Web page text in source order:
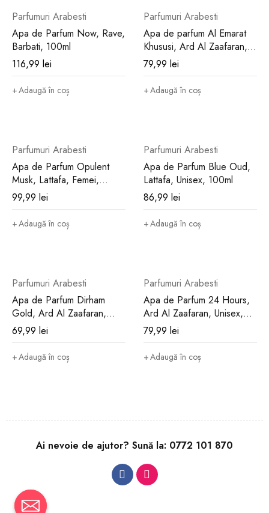
Parfumuri Arabesti
Apa de Parfum Now, Rave,
Barbati, 100ml
116,99 lei
Adaugă în coș
Parfumuri Arabesti
Apa de parfum Al Emarat
Khususi, Ard Al Zaafaran,
Femei, 100ml
79,99 lei
Adaugă în coș
Parfumuri Arabesti
Apa de Parfum Opulent
Musk, Lattafa, Femei,
100ml
99,99 lei
Adaugă în coș
Parfumuri Arabesti
Apa de Parfum Blue Oud,
Lattafa, Unisex, 100ml
86,99 lei
Adaugă în coș
Parfumuri Arabesti
Apa de Parfum Dirham
Gold, Ard Al Zaafaran,
Barbati, 100ml
69,99 lei
Adaugă în coș
Parfumuri Arabesti
Apa de Parfum 24 Hours,
Ard Al Zaafaran, Unisex,
100ml
79,99 lei
Adaugă în coș
Ai nevoie de ajutor? Sună la: 0772 101 870